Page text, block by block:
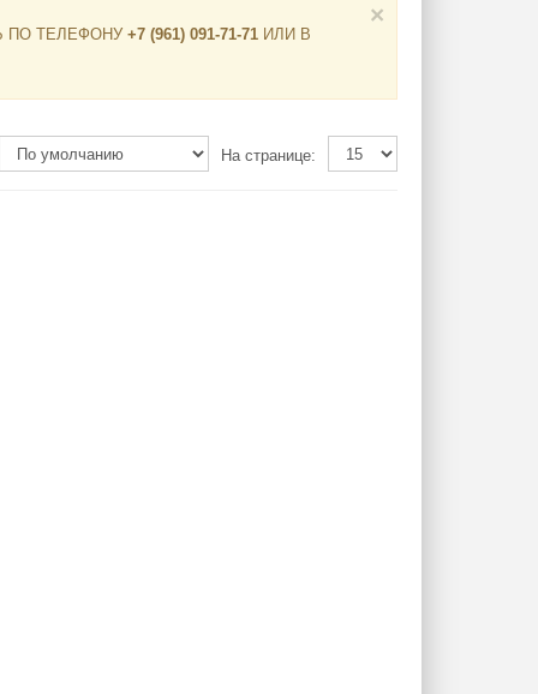
ПО ТЕЛЕФОНУ +7 (961) 091-71-71 ИЛИ В
×
На странице: